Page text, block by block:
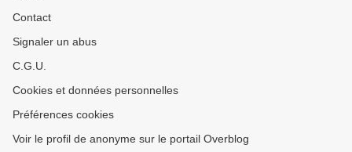
Contact
Signaler un abus
C.G.U.
Cookies et données personnelles
Préférences cookies
Voir le profil de anonyme sur le portail Overblog